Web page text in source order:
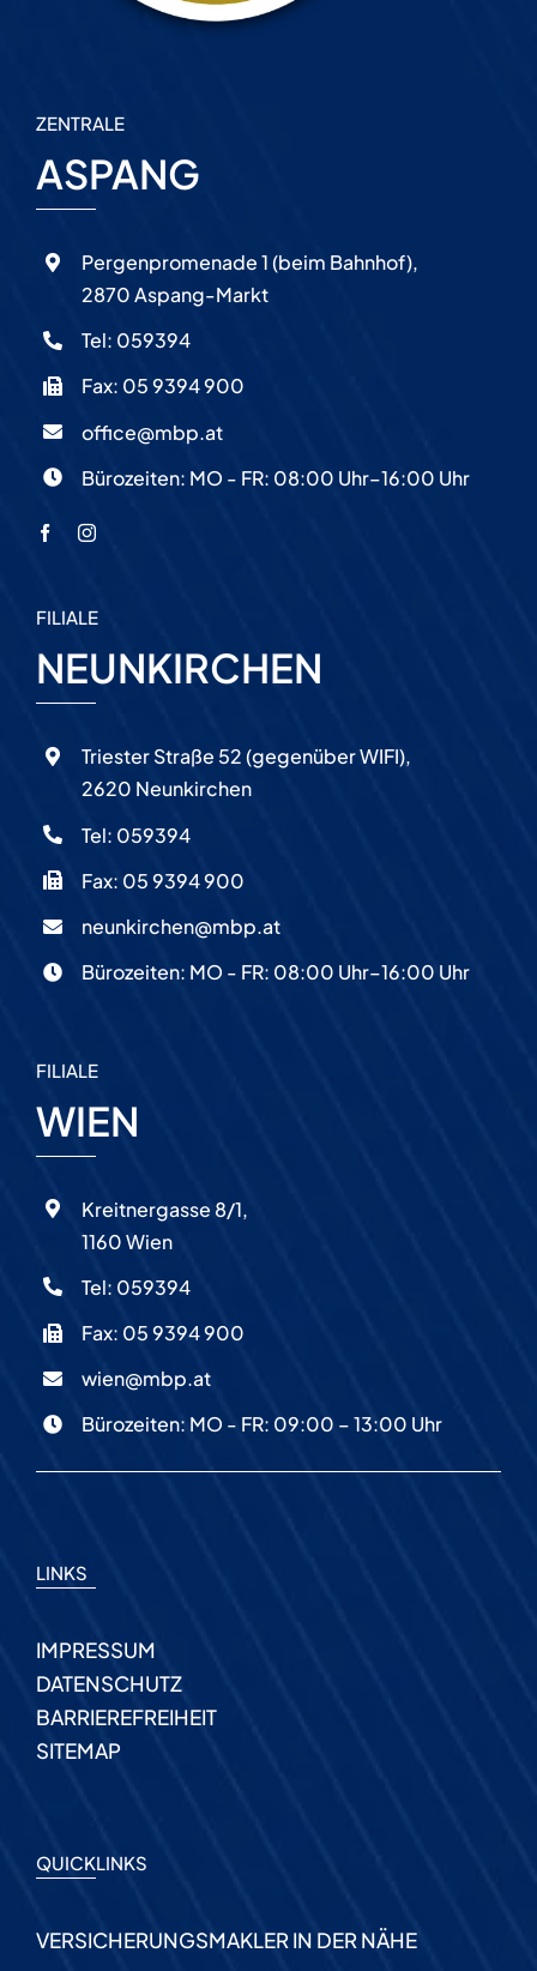
ZENTRALE
ASPANG
Pergenpromenade 1 (beim Bahnhof),
2870 Aspang-Markt
Tel: 059394
Fax: 05 9394 900
office@mbp.at
Bürozeiten: MO - FR: 08:00 Uhr–16:00 Uhr
FILIALE
NEUNKIRCHEN
Triester Straße 52 (gegenüber WIFI),
2620 Neunkirchen
Tel: 059394
Fax: 05 9394 900
neunkirchen@mbp.at
Bürozeiten: MO - FR: 08:00 Uhr–16:00 Uhr
FILIALE
WIEN
Kreitnergasse 8/1,
1160 Wien
Tel: 059394
Fax: 05 9394 900
wien@mbp.at
Bürozeiten: MO - FR: 09:00 – 13:00 Uhr
LINKS
IMPRESSUM
DATENSCHUTZ
BARRIEREFREIHEIT
SITEMAP
QUICKLINKS
VERSICHERUNGSMAKLER IN DER NÄHE